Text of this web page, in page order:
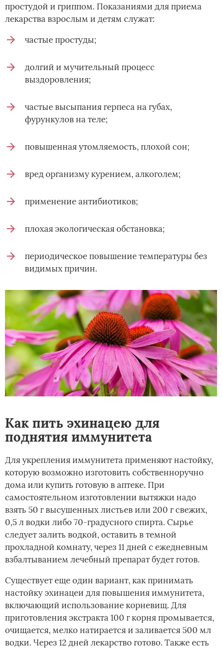
простудой и гриппом. Показаниями для приема
лекарства взрослым и детям служат:
частые простуды;
долгий и мучительный процесс
выздоровления;
частые высыпания герпеса на губах,
фурункулов на теле;
повышенная утомляемость, плохой сон;
вред организму курением, алкоголем;
применение антибиотиков;
плохая экологическая обстановка;
периодическое повышение температуры без
видимых причин.
Как пить эхинацею для
поднятия иммунитета
Для укрепления иммунитета применяют настойку,
которую возможно изготовить собственноручно
дома или купить готовую в аптеке. При
самостоятельном изготовлении вытяжки надо
взять 50 г высушенных листьев или 200 г свежих,
0,5 л водки либо 70-градусного спирта. Сырье
следует залить водкой, оставить в темной
прохладной комнату, через 11 дней с ежедневным
взбалтыванием лечебный препарат будет готов.
Существует еще один вариант, как принимать
настойку эхинацеи для повышения иммунитета,
включающий использование корневищ. Для
приготовления экстракта 100 г корня промывается,
очищается, мелко натирается и заливается 500 мл
водки. Через 12 дней лекарство готово. Также есть